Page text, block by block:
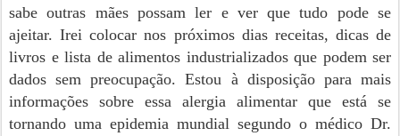
sabe outras mães possam ler e ver que tudo pode se
ajeitar. Irei colocar nos próximos dias receitas, dicas de
livros e lista de alimentos industrializados que podem ser
dados sem preocupação. Estou à disposição para mais
informações sobre essa alergia alimentar que está se
tornando uma epidemia mundial segundo o médico Dr.